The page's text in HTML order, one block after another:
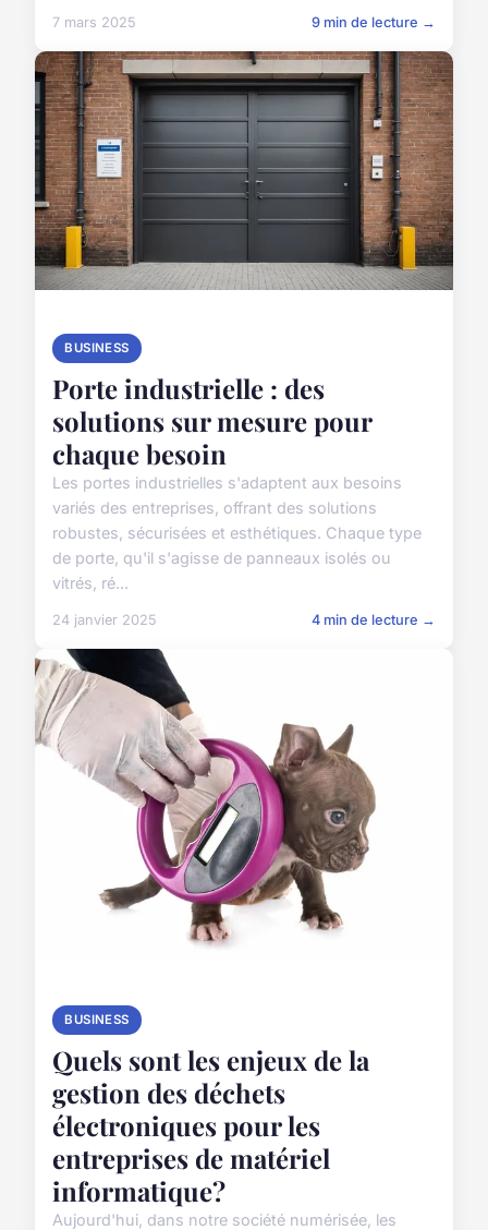
7 mars 2025 9 min de lecture →
BUSINESS
Porte industrielle : des
solutions sur mesure pour
chaque besoin
Les portes industrielles s'adaptent aux besoins
variés des entreprises, offrant des solutions
robustes, sécurisées et esthétiques. Chaque type
de porte, qu'il s'agisse de panneaux isolés ou
vitrés, ré...
24 janvier 2025 4 min de lecture →
BUSINESS
Quels sont les enjeux de la
gestion des déchets
électroniques pour les
entreprises de matériel
informatique?
Aujourd'hui, dans notre société numérisée, les